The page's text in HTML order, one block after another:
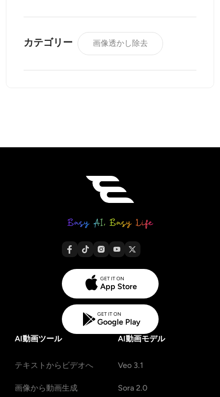
カテゴリー 画像透かし除去
GET IT ON
App Store
GET IT ON
Google Play
AI動画ツール
テキストからビデオへ
画像から動画生成
AI動画モデル
Veo 3.1
Sora 2.0